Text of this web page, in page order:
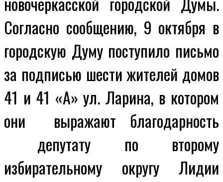
Согласно сообщению, 9 октября в
городскую Думу поступило письмо
за подписью шести жителей домов
41 и 41 «А» ул. Ларина, в котором
они выражают благодарность
депутату по второму
избирательному округу Лидии